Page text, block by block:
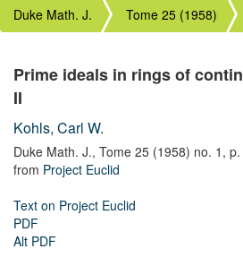
Duke Math. J. Tome 25 (1958)
Prime ideals in rings of
II
Kohls, Carl W.
Duke Math. J., Tome 25 (1958) no. 1,
from Project Euclid
Text on Project Euclid
PDF
Alt PDF